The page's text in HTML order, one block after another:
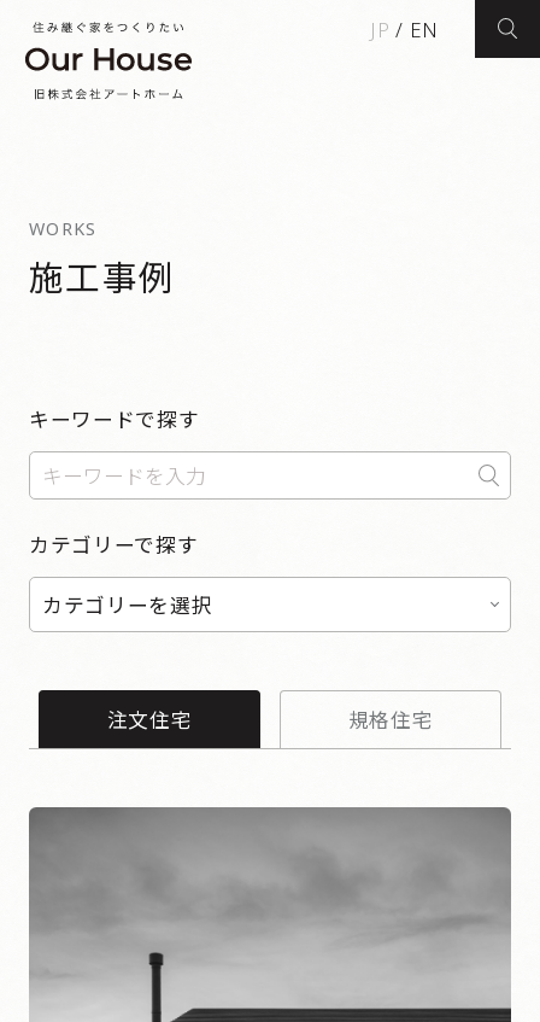
JP / EN
WORKS
施工事例
キーワードで探す
カテゴリーで探す
カテゴリーを選択
注文住宅 規格住宅